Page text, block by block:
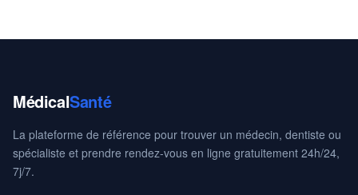
MédicalSanté
La plateforme de référence pour trouver un médecin, dentiste ou
spécialiste et prendre rendez-vous en ligne gratuitement 24h/24,
7j/7.